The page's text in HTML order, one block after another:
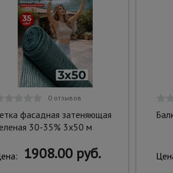
0 отзывов
фасадная затеняющая
30-35% 3х50 м
1908.00 руб.